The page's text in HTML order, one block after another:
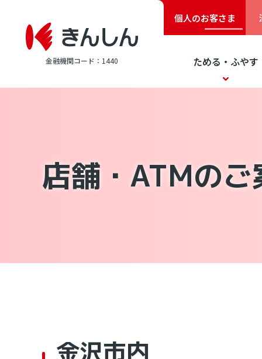
金融機関コード：1440
個人のお客さま
ためる・ふやす
店舗・ATMのご
金沢市内